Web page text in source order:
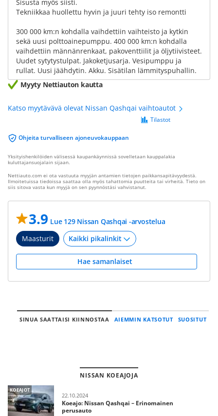
Sisusta myös siisti.
Tekniikkaa huollettu hyvin ja juuri tehty iso remontti
300 000 km:n kohdalla vaihdettiin vaihteisto ja kytkin
sekä uusi polttoainepumppu. 400 000 km:n kohdalla
vaihdettiin männänrenkaat, pakoventtiilit ja öljytiivisteet.
Uudet sytytystulpat. Jakoketjusarja. Vesipumppu ja
rullat. Uusi jäähdytin. Akku. Sisätilan lämmityspuhallin.
Myyty Nettiauton kautta
Katso myytävävä olevat Nissan Qashqai vaihtoautot
Ohjeita turvalliseen ajoneuvokauppaan
Tilastot
Yksityishenkilöiden välisessä kaupankäynnissä sovelletaan kauppalakia
kuluttajansuojalain sijaan.
Nettiauto.com ei ota vastuuta myyjän antamien tietojen paikkansapitävyydestä.
Ilmoitetuissa tiedoissa saattaa olla myös tahattomia puutteita tai virheitä. Tieto on
siis sitova vasta kun myyjä on sen pyynnöstäsi vahvistanut.
3.9 Lue 129 Nissan Qashqai -arvostelua
Maasturit
Hae samanlaiset
SINUA SAATTAISI KIINNOSTAA AIEMMIN KATSOTUT SUOSITUT
NISSAN KOEAJOJA
KOEAJOT
22.10.2024
Koeajo: Nissan Qashqai – Erinomainen
perusauto